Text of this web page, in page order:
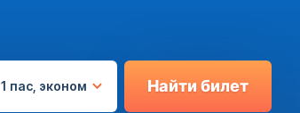
1 пас, эконом Найти билет